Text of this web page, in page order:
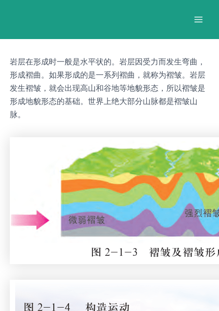
岩层在形成时一般是水平状的。岩层因受力而发生弯曲，
形成褶曲。如果形成的是一系列褶曲，就称为褶皱。岩层
发生褶皱，就会出现高山和谷地等地貌形态，所以褶皱是
形成地貌形态的基础。世界上绝大部分山脉都是褶皱山
脉。